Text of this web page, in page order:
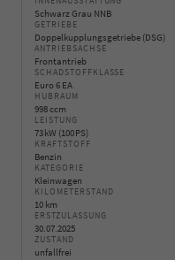
Schwarz Grau NNB
GETRIEBE
Doppelkupplungsgetriebe (DSG)
ANTRIEBSACHSE
Frontantrieb
SCHADSTOFFKLASSE
Euro 6 EA
HUBRAUM
998 ccm
LEISTUNG
73 kW (100 PS)
KRAFTSTOFF
Benzin
KATEGORIE
Kleinwagen
KILOMETERSTAND
10 km
ERSTZULASSUNG
30.07.2025
ZUSTAND
unfallfrei